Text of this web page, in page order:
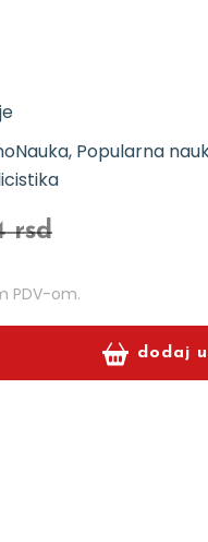
Nauka, Popularna
rsd
PDV-om.
dodaj